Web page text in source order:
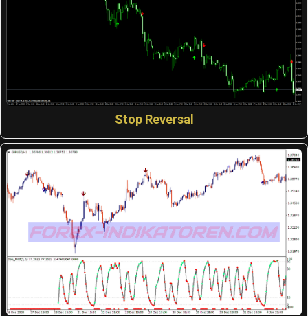
Stop Reversal